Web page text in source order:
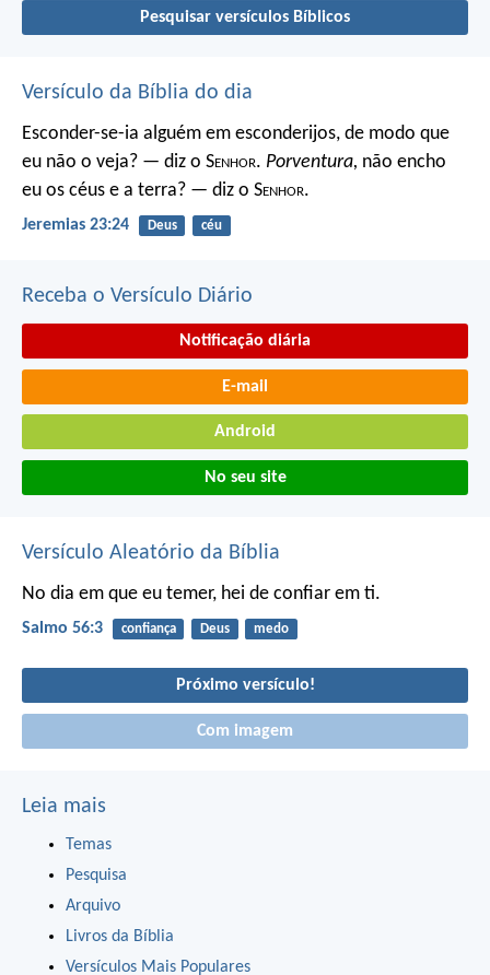
Pesquisar versículos Bíblicos
Versículo da Bíblia do dia
Esconder-se-ia alguém em esconderijos, de modo que
eu não o veja? — diz o Senhor. Porventura, não encho
eu os céus e a terra? — diz o Senhor.
Jeremias 23:24 Deus céu
Receba o Versículo Diário
Notificação diária
E-mail
Android
No seu site
Versículo Aleatório da Bíblia
No dia em que eu temer, hei de confiar em ti.
Salmo 56:3 confiança Deus medo
Próximo versículo!
Com imagem
Leia mais
Temas
Pesquisa
Arquivo
Livros da Bíblia
Versículos Mais Populares